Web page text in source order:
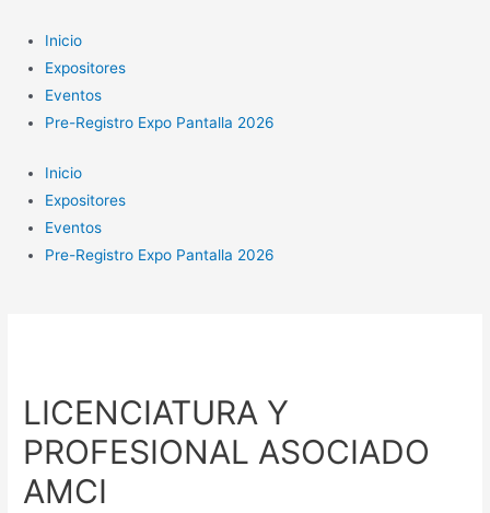
contenido
Inicio
Expositores
Eventos
Pre-Registro Expo Pantalla 2026
Inicio
Expositores
Eventos
Pre-Registro Expo Pantalla 2026
LICENCIATURA Y
PROFESIONAL ASOCIADO
AMCI